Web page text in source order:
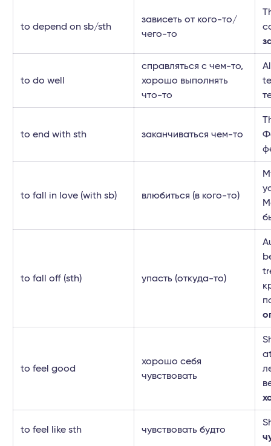
to depend on sb/sth
зависеть от кого-то/
чего-то
to do well
справляться с чем-то,
хорошо выполнять
что-то
to end with sth заканчиваться чем-то
to fall in love (with sb) влюбиться (в кого-то)
to fall off (sth) упасть (откуда-то)
to feel good
хорошо себя
чувствовать
to feel like sth чувствовать будто